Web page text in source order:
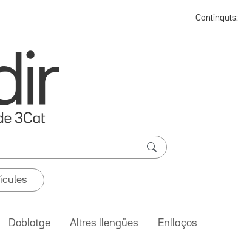
Continguts:
Doblatge Altres llengües Enllaços